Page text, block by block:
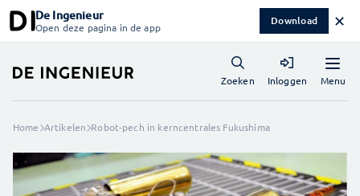
De Ingenieur
Open deze pagina in de app Download ✕
Menu
Zoeken Inloggen
Home Artikelen Robot-pech in kerncentrales Fukushima